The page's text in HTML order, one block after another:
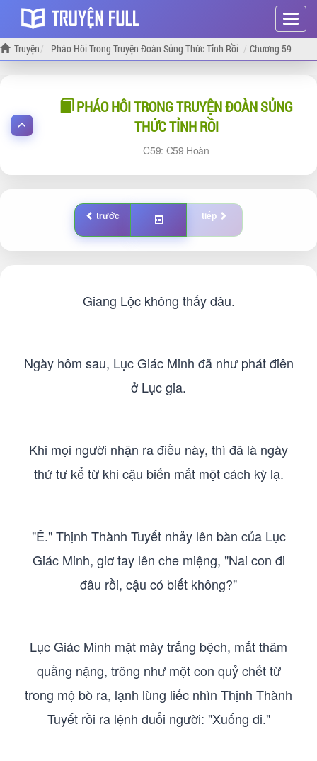
Hiện
menu
Truyện Pháo Hôi Trong Truyện Đoàn Sủng Thức Tỉnh Rồi Chương 59
PHÁO HÔI TRONG TRUYỆN ĐOÀN SỦNG
THỨC TỈNH RỒI
59: 59 Hoàn
trước tiếp
Giang Lộc không thấy đâu.
Ngày hôm sau, Lục Giác Minh đã như phát điên
ở Lục gia.
Khi mọi người nhận ra điều này, thì đã là ngày
thứ tư kể từ khi cậu biến mất một cách kỳ lạ.
"Ê." Thịnh Thành Tuyết nhảy lên bàn của Lục
Giác Minh, giơ tay lên che miệng, "Nai con đi
đâu rồi, cậu có biết không?"
Lục Giác Minh mặt mày trắng bệch, mắt thâm
quầng nặng, trông như một con quỷ chết từ
trong mộ bò ra, lạnh lùng liếc nhìn Thịnh Thành
Tuyết rồi ra lệnh đuổi người: "Xuống đi."